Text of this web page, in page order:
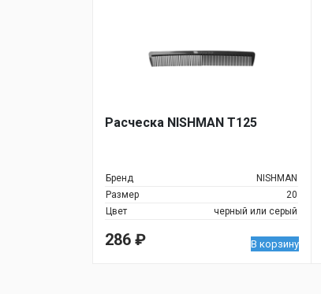
Расческа NISHMAN Т125
Бренд
NISHMAN
Размер
20
Цвет
черный или серый
286 ₽ В корзину